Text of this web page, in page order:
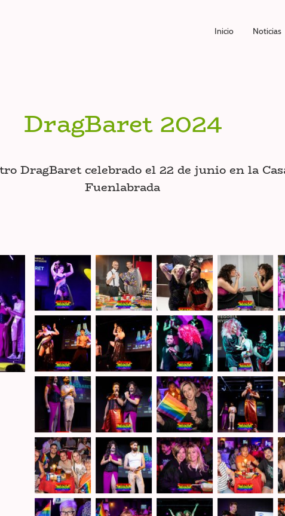
Inicio Noticias
DragBaret 2024
DragBaret celebrado el 22 de junio en la
Fuenlabrada